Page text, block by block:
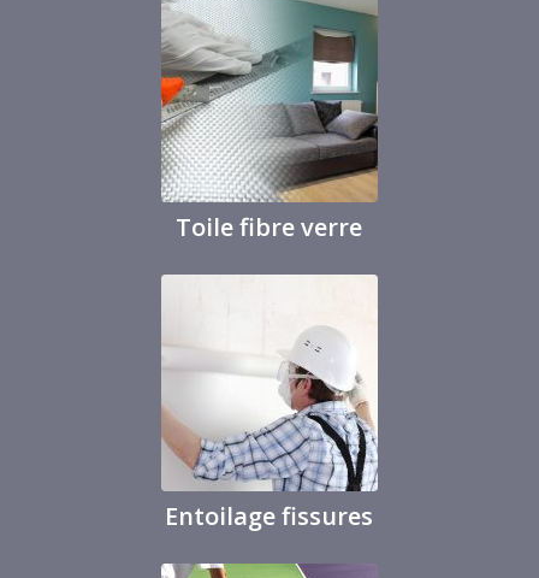
Toile fibre verre
Entoilage fissures